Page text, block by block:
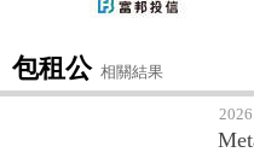
包租公 相關結果